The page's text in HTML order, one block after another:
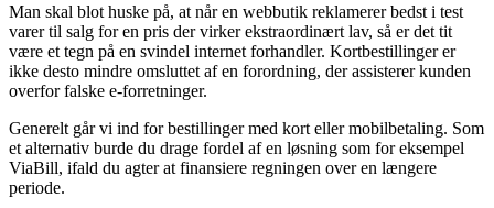
Man skal blot huske på, at når en webbutik reklamerer bedst i test
varer til salg for en pris der virker ekstraordinært lav, så er det tit
være et tegn på en svindel internet forhandler. Kortbestillinger er
ikke desto mindre omsluttet af en forordning, der assisterer kunden
overfor falske e-forretninger.
Generelt går vi ind for bestillinger med kort eller mobilbetaling. Som
et alternativ burde du drage fordel af en løsning som for eksempel
ViaBill, ifald du agter at finansiere regningen over en længere
periode.